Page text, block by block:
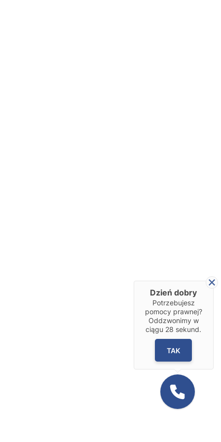
Dzień dobry
Potrzebujesz
pomocy prawnej?
Oddzwonimy w
ciągu 28 sekund.
TAK